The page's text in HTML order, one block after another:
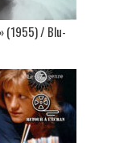
(1955) / Blu-